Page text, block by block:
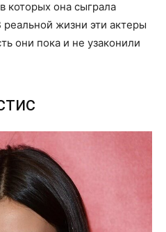
которых она сыграла
жизни эти актеры
они пока и не узаконили